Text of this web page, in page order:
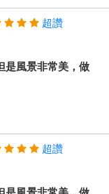
超讚
是風景非常美，做
超讚